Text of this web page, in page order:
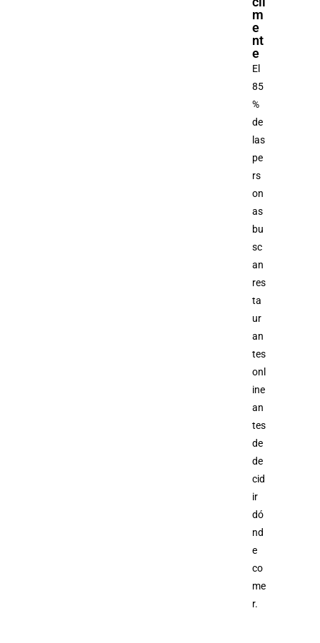
m
e
nt
e
El
85
%
de
las
pe
rs
on
as
bu
sc
an
res
ta
ur
an
tes
onl
ine
an
tes
de
de
cid
ir
dó
nd
e
co
me
r.